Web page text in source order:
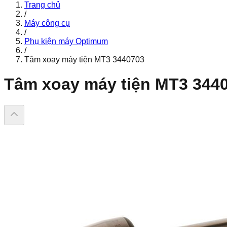
Trang chủ
/
Máy công cụ
/
Phụ kiện máy Optimum
/
Tâm xoay máy tiện MT3 3440703
Tâm xoay máy tiện MT3